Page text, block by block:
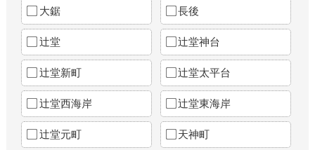
大鋸 長後
辻堂 辻堂神台
辻堂新町 辻堂太平台
辻堂西海岸 辻堂東海岸
辻堂元町 天神町